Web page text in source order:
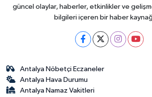
güncel olaylar, haberler, etkinlikler ve
bilgileri içeren bir haber
Antalya Nöbetçi Eczaneler
Antalya Hava Durumu
Antalya Namaz Vakitleri